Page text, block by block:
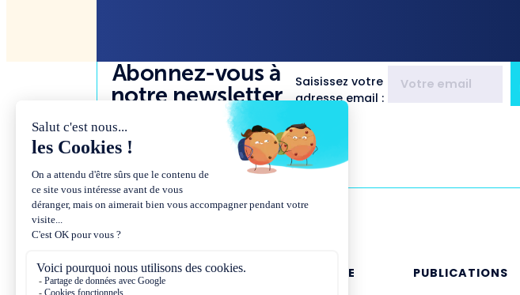
Abonnez-vous à
notre newsletter
Saisissez votre
adresse email :
NOUS CONNAÎTRE PUBLICATIONS